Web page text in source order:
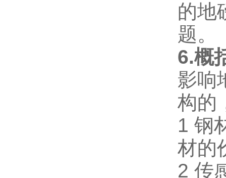
的地
题。
6.概
影响
构的
1 钢
材的
2 传